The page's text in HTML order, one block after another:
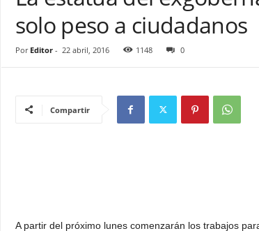
solo peso a ciudadanos
Por Editor- 22 abril, 2016 1148 0
Compartir
A partir del próximo lunes comenzarán los trabajos